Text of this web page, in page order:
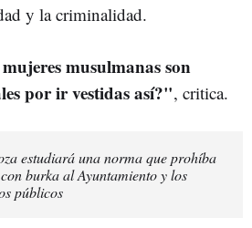
y la criminalidad.
musulmanas son
por ir vestidas así?", critica.
estudiará una norma que prohíba
burka al Ayuntamiento y los
públicos